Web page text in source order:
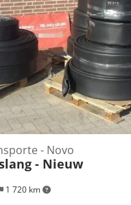
1 720 km
- Novo
- Nieuw